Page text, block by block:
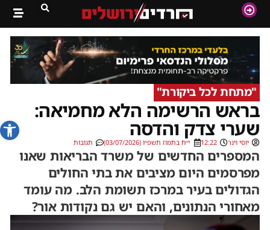
פתח
"מתחת לכל ביקורת"
בראש הרשימה הלא מחמיאה:
שערי צדק והדסה
יוסי וינר 12:22 י״ח בתמוז תשפ״ו (03/07/2026) תגובות
המספרים החדשים של משרד הבריאות שאנו
מפרסמים היום מציבים את בתי החולים
הגדולים בעיר במרכז תשומת הלב. מה עומד
מאחורי הנתונים, והאם יש גם נקודות אור?